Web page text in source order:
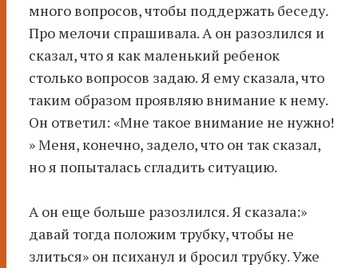
много вопросов, чтобы поддержать беседу.
Про мелочи спрашивала. А он разозлился и
сказал, что я как маленький ребенок
столько вопросов задаю. Я ему сказала, что
таким образом проявляю внимание к нему.
Он ответил: «Мне такое внимание не нужно!
» Меня, конечно, задело, что он так сказал,
но я попыталась сгладить ситуацию.
А он еще больше разозлился. Я сказала:»
давай тогда положим трубку, чтобы не
злиться» он психанул и бросил трубку. Уже